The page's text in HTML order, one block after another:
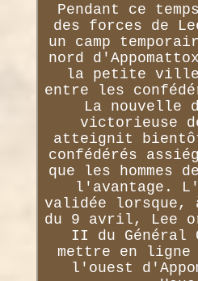
Pendant ce
des forces de
un camp
nord
la petite ville
entre les
La nouvelle
victorieuse
atteignit
confédérés
que les hommes
l'avantage.
validée lorsque,
du 9 avril, Lee
II du Général
mettre en
l'ouest